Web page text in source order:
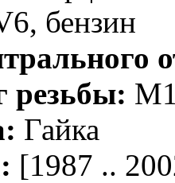
бензин
резьбы:
Гайка
[1987 ..